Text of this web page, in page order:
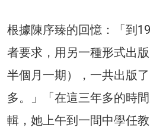
根據陳序臻的回憶：「到
者要求，用另一種形式出
半個月一期），一共出版
多。」「在這三年多的時
輯，她上午到一間中學任